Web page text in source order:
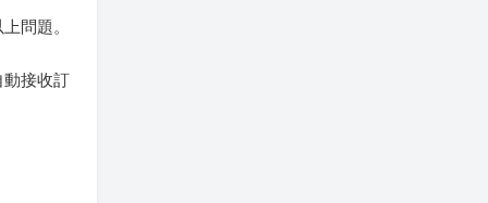
問題。
動接收訂